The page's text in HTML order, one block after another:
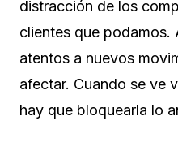
distracción de los
clientes que podamos.
atentos a nuevos
afectar. Cuando se ve
hay que bloquearla lo